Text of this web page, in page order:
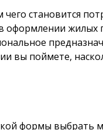
становится
оформлении
вы поймете,
формы выбрать